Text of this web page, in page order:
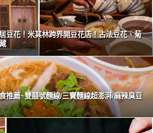
豆花！米其林跨界開豆花店！古法豆花、菊
推薦~雙囍號麵線/三寶麵線超澎湃/麻辣臭豆